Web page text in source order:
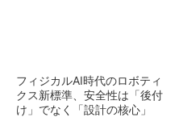
フィジカルAI時代のロボティ
クス新標準、安全性は「後付
け」でなく「設計の核心」